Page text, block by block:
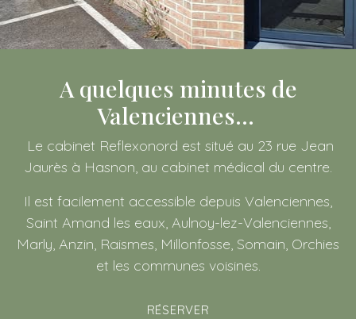
A quelques minutes de
Valenciennes...
Le cabinet Reflexonord est situé au 23 rue Jean
Jaurès à Hasnon, au cabinet médical du centre.
Il est facilement accessible depuis Valenciennes,
Saint Amand les eaux, Aulnoy-lez-Valenciennes,
Marly, Anzin, Raismes, Millonfosse, Somain, Orchies
et les communes voisines.
RÉSERVER